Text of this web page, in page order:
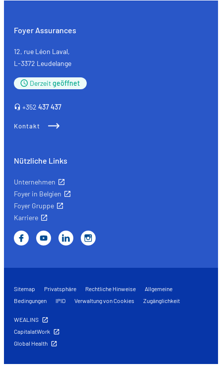
Foyer Assurances
12, rue Léon Laval,
L-3372 Leudelange
Derzeitgeöffnet
+352 437 437
Kontakt
Nützliche Links
Unternehmen
Foyer in Belgien
Foyer Gruppe
Karriere
Sitemap Privatsphäre Rechtliche Hinweise
Allgemeine
Bedingungen
IPID Verwaltung von Cookies Zugänglichkeit
WEALINS
CapitalatWork
Global Health